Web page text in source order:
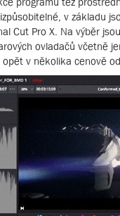
v základu
Cut Pro X. Na výběr
ovladačů včetně
v několika cenově